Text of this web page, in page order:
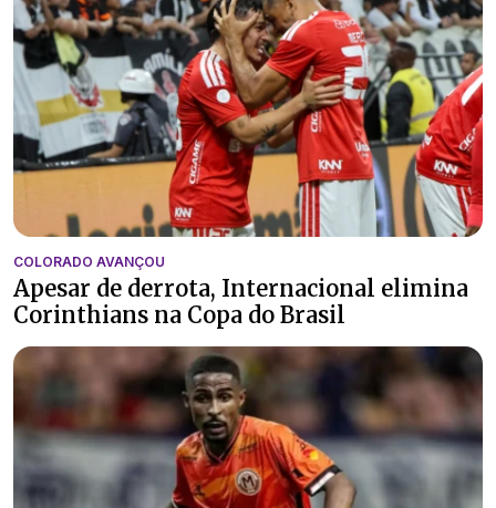
COLORADO AVANÇOU
Apesar de derrota, Internacional elimina
Corinthians na Copa do Brasil